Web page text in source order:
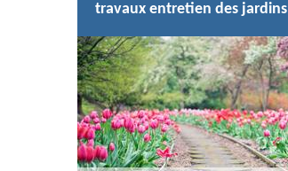
travaux entretien des jardins